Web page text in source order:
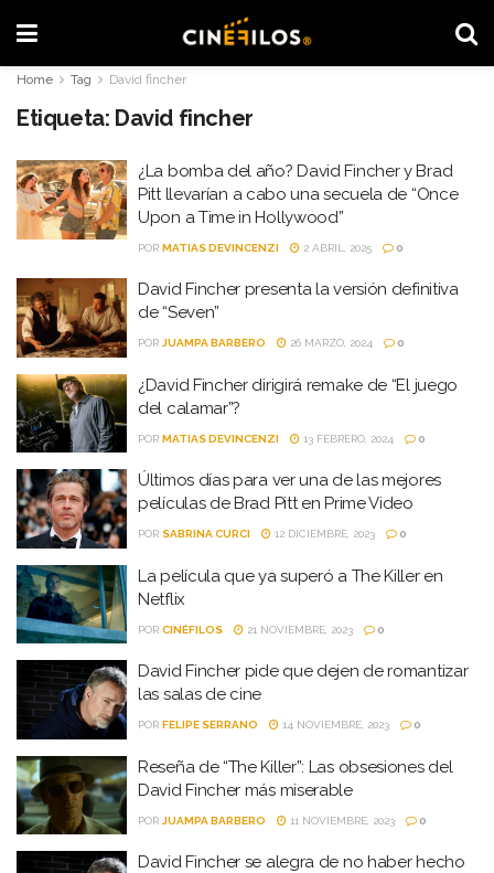
Home Tag David fincher
Etiqueta: David fincher
¿La bomba del año? David Fincher y Brad
Pitt llevarían a cabo una secuela de “Once
Upon a Time in Hollywood”
POR MATIAS DEVINCENZI 2 ABRIL, 2025 0
David Fincher presenta la versión definitiva
de “Seven”
POR JUAMPA BARBERO 26 MARZO, 2024 0
¿David Fincher dirigirá remake de “El juego
del calamar”?
POR MATIAS DEVINCENZI 13 FEBRERO, 2024 0
Últimos días para ver una de las mejores
películas de Brad Pitt en Prime Video
POR SABRINA CURCI 12 DICIEMBRE, 2023 0
La película que ya superó a The Killer en
Netflix
POR CINÉFILOS 21 NOVIEMBRE, 2023 0
David Fincher pide que dejen de romantizar
las salas de cine
POR FELIPE SERRANO 14 NOVIEMBRE, 2023 0
Reseña de “The Killer”: Las obsesiones del
David Fincher más miserable
POR JUAMPA BARBERO 11 NOVIEMBRE, 2023 0
David Fincher se alegra de no haber hecho